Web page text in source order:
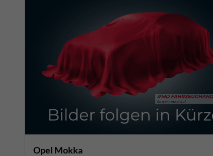
Opel Mokka